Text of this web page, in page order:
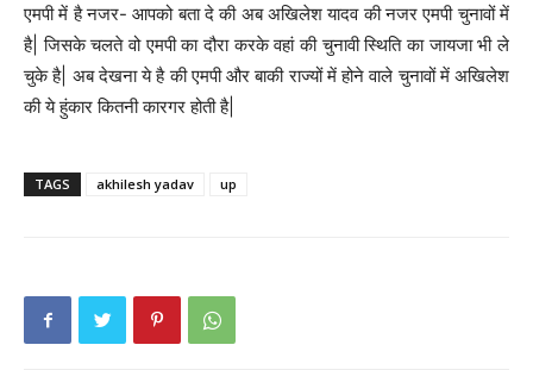
एमपी में है नजर- आपको बता दे की अब अखिलेश यादव की नजर एमपी चुनावों में
है| जिसके चलते वो एमपी का दौरा करके वहां की चुनावी स्थिति का जायजा भी ले
चुके है| अब देखना ये है की एमपी और बाकी राज्यों में होने वाले चुनावों में अखिलेश
की ये हुंकार कितनी कारगर होती है|
TAGS akhilesh yadav up